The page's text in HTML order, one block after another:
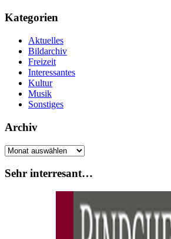
Kategorien
Aktuelles
Bildarchiv
Freizeit
Interessantes
Kultur
Musik
Sonstiges
Archiv
Archiv
Sehr interresant…